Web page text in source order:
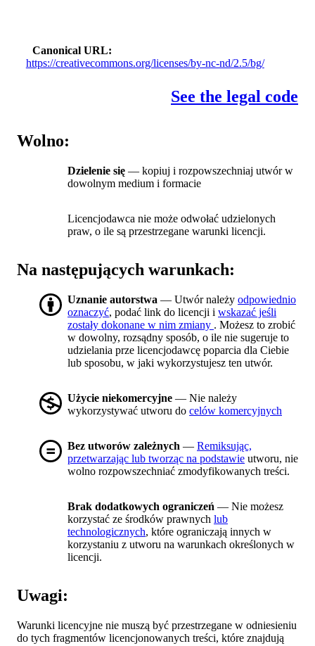
Canonical URL
https://creativecommons.org/licenses/by-nc-nd/2.5/bg/
See the legal code
Wolno:
Dzielenie się — kopiuj i rozpowszechniaj utwór w
dowolnym medium i formacie
Licencjodawca nie może odwołać udzielonych
praw, o ile są przestrzegane warunki licencji.
Na następujących warunkach:
Uznanie autorstwa — Utwór należy odpowiednio
oznaczyć, podać link do licencji i wskazać jeśli
zostały dokonane w nim zmiany . Możesz to zrobić
w dowolny, rozsądny sposób, o ile nie sugeruje to
udzielania prze licencjodawcę poparcia dla Ciebie
lub sposobu, w jaki wykorzystujesz ten utwór.
Użycie niekomercyjne — Nie należy
wykorzystywać utworu do celów komercyjnych
Bez utworów zależnych — Remiksując,
przetwarzając lub tworząc na podstawie utworu, nie
wolno rozpowszechniać zmodyfikowanych treści.
Brak dodatkowych ograniczeń — Nie możesz
korzystać ze środków prawnych lub
technologicznych, które ograniczają innych w
korzystaniu z utworu na warunkach określonych w
licencji.
Uwagi:
Warunki licencyjne nie muszą być przestrzegane w odniesieniu
do tych fragmentów licencjonowanych treści, które znajdują